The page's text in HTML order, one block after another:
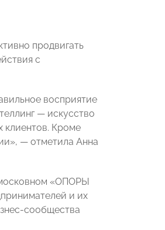
продвигать
с
восприятие
— искусство
клиентов. Кроме
— отметила Анна
«ОПОРЫ
и их
сообщества